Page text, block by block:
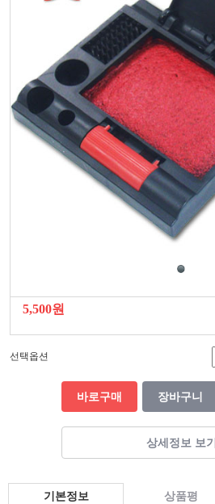
5,500원
선택옵션
바로구매 장바구니
상세정보 보기
기본정보 상품평